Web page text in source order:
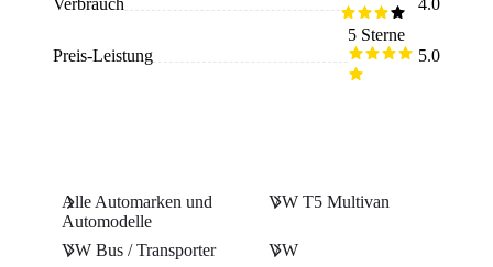
viel Sprit und ist daher das perfekte Familienauto.
Verbrauch 4.0
Preis-Leistung
5 Sterne
5.0
Alle Automarken und
Automodelle
VW T5 Multivan
VW Bus / Transporter
VW